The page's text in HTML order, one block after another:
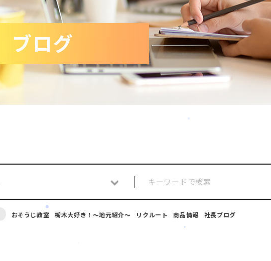
おそうじ教室 栃木大好き！～地元紹介～ リクルート 商品情報 社長ブログ